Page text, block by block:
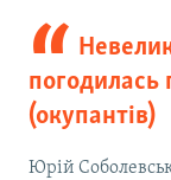
погодилась
(окупантів)
Юрій